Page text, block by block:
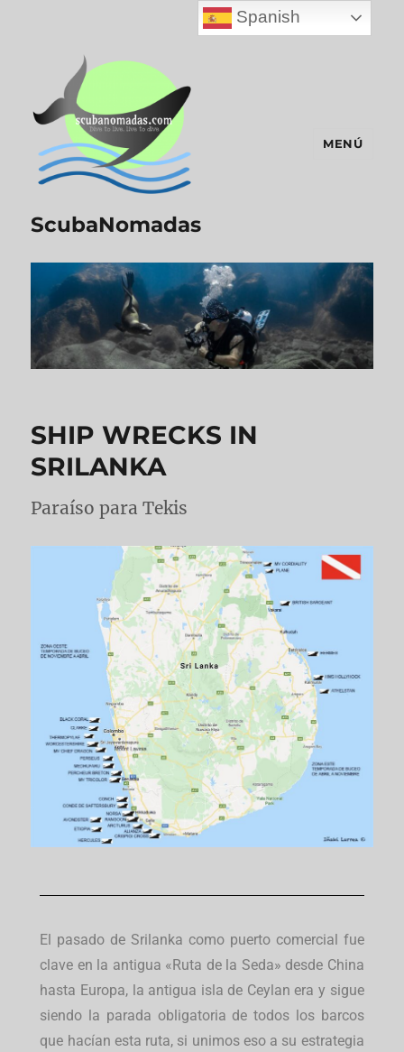
ScubaNomadas
MENÚ
SHIP WRECKS IN
SRILANKA
Paraíso para Tekis
El pasado de Srilanka como puerto comercial fue
clave en la antigua «Ruta de la Seda» desde China
hasta Europa, la antigua isla de Ceylan era y sigue
siendo la parada obligatoria de todos los barcos
que hacían esta ruta, si unimos eso a su estrategia
Spanish